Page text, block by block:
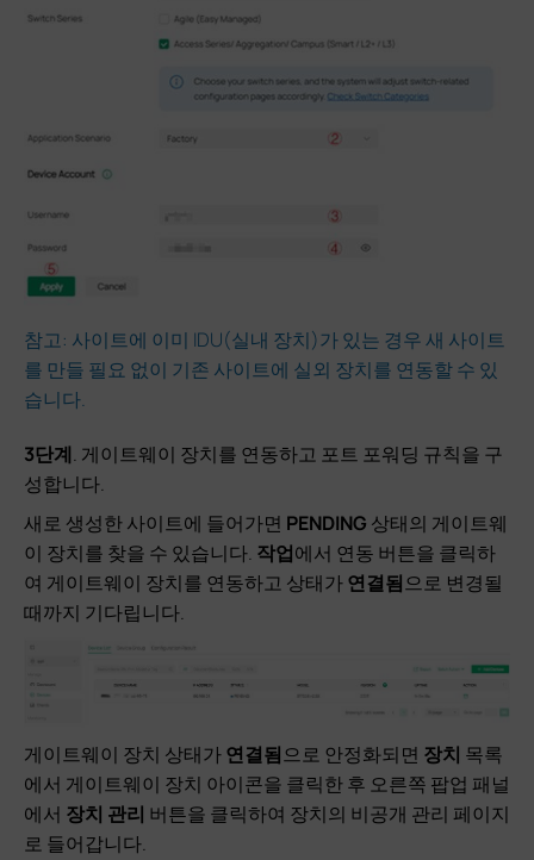
참고: 사이트에 이미 IDU(실내 장치)가 있는 경우 새 사이트
를 만들 필요 없이 기존 사이트에 실외 장치를 연동할 수 있
습니다.
3단계. 게이트웨이 장치를 연동하고 포트 포워딩 규칙을 구
성합니다.
새로 생성한 사이트에 들어가면 PENDING 상태의 게이트웨
이 장치를 찾을 수 있습니다. 작업에서 연동 버튼을 클릭하
여 게이트웨이 장치를 연동하고 상태가연결됨으로 변경될
때까지 기다립니다.
게이트웨이 장치 상태가연결됨으로 안정화되면 장치 목록
에서 게이트웨이 장치 아이콘을 클릭한 후 오른쪽 팝업 패널
에서 장치 관리 버튼을 클릭하여 장치의 비공개 관리 페이지
로 들어갑니다.